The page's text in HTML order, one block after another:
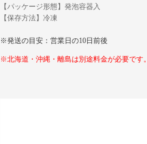
【パッケージ形態】発泡容器入
【保存方法】冷凍
※発送の目安：営業日の10日前後
※北海道・沖縄・離島は別途料金が必要です。